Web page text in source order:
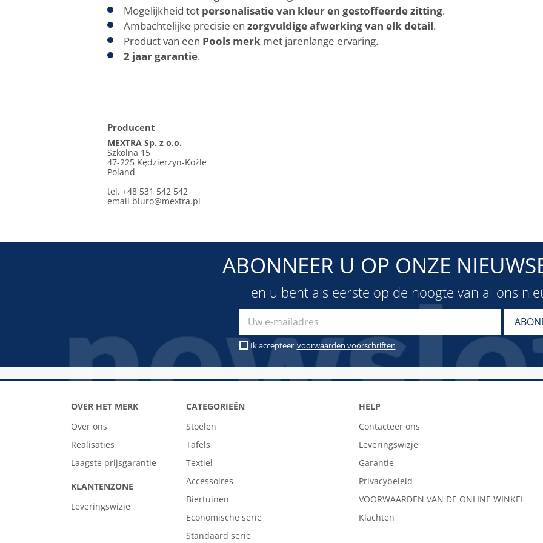
Mogelijkheid tot personalisatie van kleur en gestoffeerde zitting.
Ambachtelijke precisie en zorgvuldige afwerking van elk detail.
Product van een Pools merk met jarenlange ervaring.
2 jaar garantie.
Producent
MEXTRA Sp. z o.o.
Szkolna 15
47-225 Kędzierzyn-Koźle
Poland
tel. +48 531 542 542
email biuro@mextra.pl
ABONNEER U OP ONZE
en u bent als eerste op de hoogte van al ons
Ik accepteer voorwaarden voorschriften
OVER HET MERK
Over ons
Realisaties
Laagste prijsgarantie
KLANTENZONE
Leveringswizje
CATEGORIEËN
Stoelen
Tafels
Textiel
Accessoires
Biertuinen
Economische serie
Standaard serie
HELP
Contacteer ons
Leveringswizje
Garantie
Privacybeleid
VOORWAARDEN VAN DE ONLINE WINKEL
Klachten